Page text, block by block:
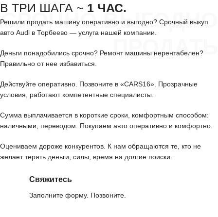
СРОЧНО ВЫГОДНО
ПРОДАТЬ
В ТРИ ШАГА ~ 1 ЧАС.
Решили продать машину оперативно и выгодно? Срочный выкуп
авто Audi в Торбеево — услуга нашей компании.
Деньги понадобились срочно? Ремонт машины нерентабелен?
Правильно от нее избавиться.
Действуйте оперативно. Позвоните в «CARS16». Прозрачные
условия, работают компетентные специалисты.
Сумма выплачивается в короткие сроки, комфортным способом:
наличными, переводом. Покупаем авто оперативно и комфортно.
Оцениваем дороже конкурентов. К нам обращаются те, кто не
желает терять деньги, силы, время на долгие поиски.
Свяжитесь
Заполните форму. Позвоните.